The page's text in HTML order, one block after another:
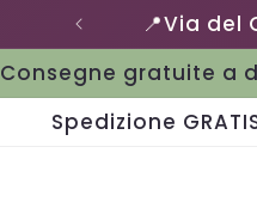
📍Via del
Consegne gratuite a
Spedizione